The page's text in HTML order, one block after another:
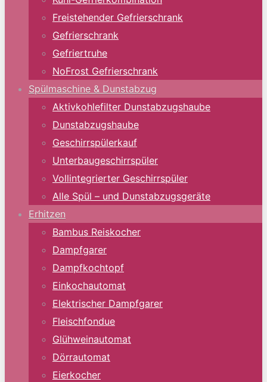
Freistehender Gefrierschrank
Gefrierschrank
Gefriertruhe
NoFrost Gefrierschrank
Spülmaschine & Dunstabzug
Aktivkohlefilter Dunstabzugshaube
Dunstabzugshaube
Geschirrspülerkauf
Unterbaugeschirrspüler
Vollintegrierter Geschirrspüler
Alle Spül – und Dunstabzugsgeräte
Erhitzen
Bambus Reiskocher
Dampfgarer
Dampfkochtopf
Einkochautomat
Elektrischer Dampfgarer
Fleischfondue
Glühweinautomat
Dörrautomat
Eierkocher